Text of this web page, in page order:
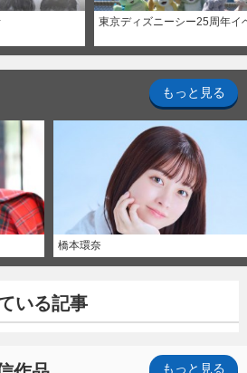
東京ディズニーシー25周年イ
もっと見る
橋本環奈
いる記事
もっと見る